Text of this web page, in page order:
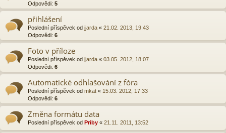
Odpovědi: 5
přihlášení
Poslední příspěvek od jjarda « 21.02. 2013, 19:43
Odpovědi: 6
Foto v příloze
Poslední příspěvek od jjarda « 03.05. 2012, 18:07
Odpovědi: 6
Automatické odhlašování z fóra
Poslední příspěvek od mkat « 15.03. 2012, 17:33
Odpovědi: 6
Změna formátu data
Poslední příspěvek od Priby « 21.11. 2011, 13:52